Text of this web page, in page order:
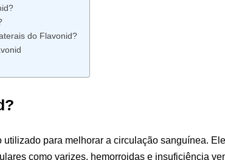
do Flavonid?
utilizado para melhorar a circulação sanguínea.
como varizes, hemorroidas e insuficiência